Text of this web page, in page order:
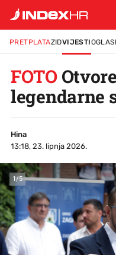
PRETPLATAZIDVIJESTI
FOTO
legendarne
Hina
13:18, 23. lipnja 2026.
1/5